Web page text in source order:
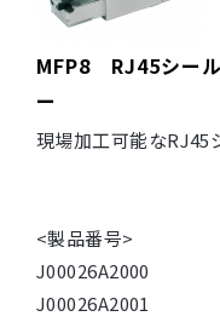
MFP8 RJ45シー
ー
現場加工可能なRJ45
<製品番号>
J00026A2000
J00026A2001